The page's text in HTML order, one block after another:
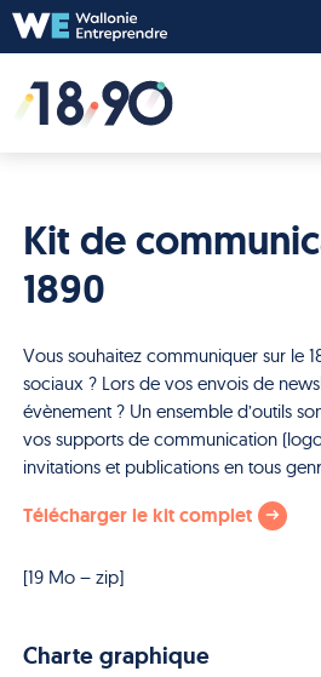
Kit de
1890
Vous souhaitez communiquer sur le
sociaux ? Lors de vos envois de
évènement ? Un ensemble d’outils
vos supports de communication
invitations et publications en tous
Télécharger le kit complet
[19 Mo – zip]
Charte graphique